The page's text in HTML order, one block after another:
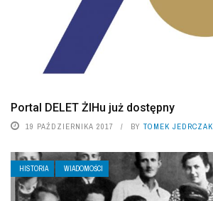
Portal DELET ŻIHu już dostępny
19 PAŹDZIERNIKA 2017 BY TOMEK JEDRCZAK
HISTORIA WIADOMOŚCI